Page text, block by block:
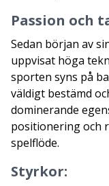
Passion och
Sedan början av
uppvisat höga
sporten syns på
väldigt bestämd
dominerande
positionering och
spelflöde.
Styrkor: